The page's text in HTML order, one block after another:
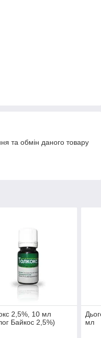
та обмін даного товару
2,5%, 10 мл
Байкос 2,5%)
мл